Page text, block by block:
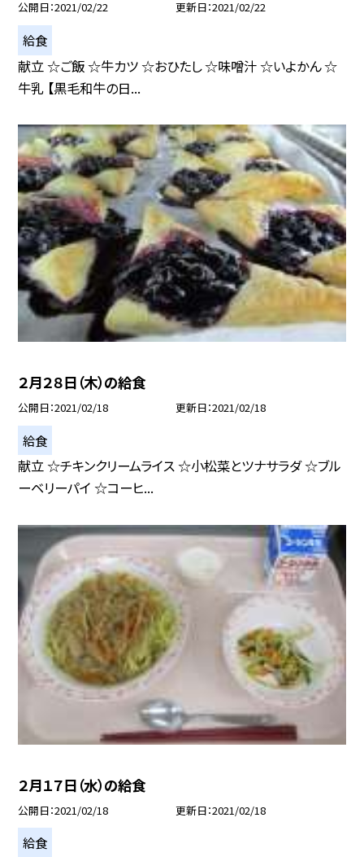
公開日 2021/02/22 更新日 2021/02/22
給食
献立 ☆ご飯 ☆牛カツ ☆おひたし ☆味噌汁 ☆いよかん ☆
牛乳 【黒毛和牛の日...
２月２８日（木）の給食
公開日 2021/02/18 更新日 2021/02/18
給食
献立 ☆チキンクリームライス ☆小松菜とツナサラダ ☆ブル
ーベリーパイ ☆コーヒ...
２月１７日（水）の給食
公開日 2021/02/18 更新日 2021/02/18
給食